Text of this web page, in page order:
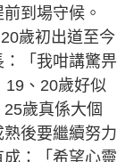
到場守候。
歲初出道至今
「我咁講驚畀
19、20歲好似
歲真係大個
後要繼續努力
：「希望心靈